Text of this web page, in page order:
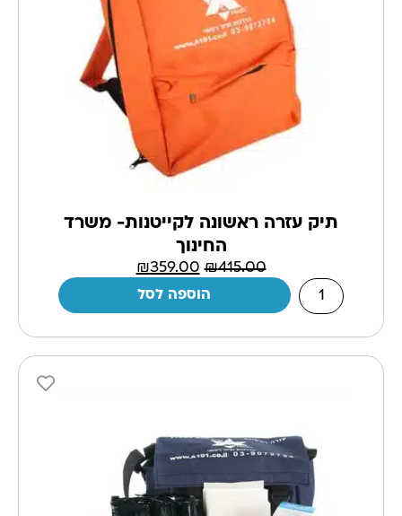
תיק עזרה ראשונה לקייטנות- משרד
החינוך
₪415.00
₪359.00
הוספה לסל